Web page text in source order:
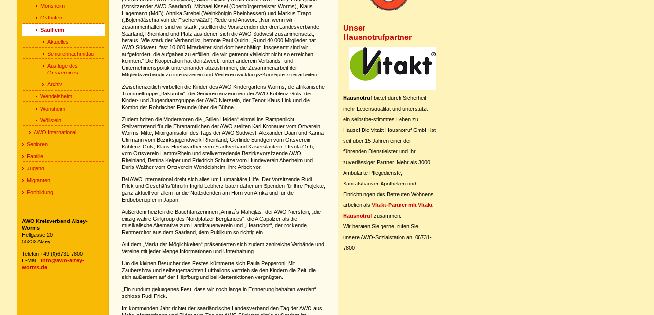
(Vorsitzender AWO Saarland), Michael Kissel (Oberbürgermeister Worms), Klaus
Hagemann (MdB), Annika Strebel (Weinkönigin Rheinhessen) und Markus Trapp
(„Bojemääschta vun de Fischerwääd“) Rede und Antwort. „Nur, wenn wir
zusammenhalten, sind wir stark“, stellten die Vorsitzenden der drei Landesverbände
Saarland, Rheinland und Pfalz aus denen sich die AWO Südwest zusammensetzt,
heraus. Wie stark der Verband ist, betonte Paul Quirin: „Rund 40 000 Mitglieder hat
AWO Südwest, fast 10 000 Mitarbeiter sind dort beschäftigt. Insgesamt sind wir
aufgefordert, die Aufgaben zu erfüllen, die wir getrennt vielleicht nicht so erreichen
könnten.“ Die Kooperation hat den Zweck, unter anderem Verbands- und
Unternehmenspolitik untereinander abzustimmen, die Zusammenarbeit der
Mitgliedsverbände zu intensivieren und Weiterentwicklungs-Konzepte zu erarbeiten.
Zwischenzeitlich wirbelten die Kinder des AWO Kindergartens Worms, die afrikanische
Trommeltruppe „Bakumba“, die Seniorentänzerinnen der AWO Koblenz Güls, die
Kinder- und Jugendtanzgruppe der AWO Nierstein, der Tenor Klaus Link und die
Kombo der Rohrlacher Freunde über die Bühne.
Zudem holten die Moderatoren die „Stillen Helden“ einmal ins Rampenlicht.
Stellvertretend für die Ehrenamtlichen der AWO stellten Karl Kronauer vom Ortverein
Worms-Mitte, Mitorganisator des Tags der AWO Südwest, Alexander Daun und Karina
Uhrmann vom Bezirksjugendwerk Rheinland, Gerlinde Bündgen vom Ortsverein
Koblenz-Güls, Klaus Hochwärther vom Stadtverband Kaiserslautern, Ursula Orth,
vom Ortsverein Hamm/Rhein und stellvertredende Bezirksvorsitzende AWO
Rheinland, Bettina Keiper und Friedrich Schultze vom Hundeverein Abenheim und
Doris Walther vom Ortsverein Wendelsheim, ihre Arbeit vor.
Bei AWO International dreht sich alles um Humanitäre Hilfe. Der Vorsitzende Rudi
Frick und Geschäftsführerin Ingrid Lebherz baten daher um Spenden für ihre Projekte,
ganz aktuell vor allem für die Notleidenden am Horn von Afrika und für die
Erdbebenopfer in Japan.
Außerdem heizten die Bauchtänzerinnen „Amira´s Mahejlas“ der AWO Nierstein, „die
einzig wahre Girlgroup des Nordpfälzer Berglandes“, die A Capälzer als die
musikalische Alternative zum Landfrauenverein und „Heartchor“, der rockende
Rentnerchor aus dem Saarland, dem Publikum so richtig ein.
Auf dem „Markt der Möglichkeiten“ präsentierten sich zudem zahlreiche Verbände und
Vereine mit jeder Menge Informationen und Unterhaltung.
Um die kleinen Besucher des Festes kümmerte sich Paula Pepperoni. Mit
Zaubershow und selbstgemachten Luftballons vertrieb sie den Kindern die Zeit, die
sich außerdem auf der Hüpfburg und bei Kletteraktionen vergnügten.
„Ein rundum gelungenes Fest, dass wir noch lange in Erinnerung behalten werden“,
schloss Rudi Frick.
Im kommenden Jahr richtet der saarländische Landesverband den Tag der AWO aus.
Unser
Hausnotrufpartner
Hausnotruf bietet durch Sicherheit
mehr Lebensqualität und unterstützt
ein selbstbe-stimmtes Leben zu
Hause! Die Vitakt Hausnotruf GmbH ist
seit über 15 Jahren einer der
führenden Dienstleister und Ihr
zuverlässiger Partner. Mehr als 3000
Ambulante Pflegedienste,
Sanitätshäuser, Apotheken und
Einrichtungen des Betreuten Wohnens
arbeiten als Vitakt-Partner mit Vitakt
Hausnotruf zusammen.
Wir beraten Sie gerne, rufen Sie
unsere AWO-Sozialstation an. 06731-
7800
Monsheim
Osthofen
Saulheim
Aktuelles
Seniorennachmittag
Ausflüge des
Ortsvereines
Archiv
Wendelsheim
Wonsheim
Wöllstein
AWO International
Senioren
Familie
Jugend
Migranten
Fortbildung
AWO Kreisverband Alzey-
Worms
Hellgasse 20
55232 Alzey
Telefon +49 (0)6731-7800
E-Mail info@awo-alzey-
worms.de